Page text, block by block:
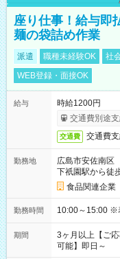
座り仕事！給与即
麺の袋詰め作業
派遣 職種未経験OK 社
WEB登録・面接OK
給与
時給1200円
交通費別途支
交通費 交通費支
勤務地
広島市安佐南区
下祇園駅から徒
食品関連企業
勤務時間
期間
3ヶ月以上【ご
可能】即日～